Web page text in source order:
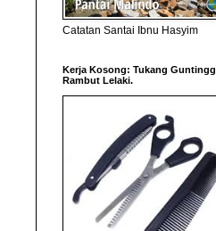
Catatan Santai Ibnu Hasyim
Kerja Kosong: Tukang Guntingg
Rambut Lelaki.